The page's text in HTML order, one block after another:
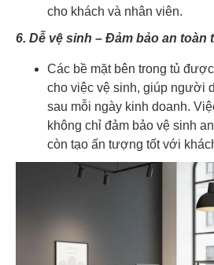
cho khách và nhân viên.
6. Dễ vệ sinh – Đảm bảo an toàn
Các bề mặt bên trong tủ
cho việc vệ sinh, giúp người
sau mỗi ngày kinh doanh.
không chỉ đảm bảo vệ sinh
còn tạo ấn tượng tốt với